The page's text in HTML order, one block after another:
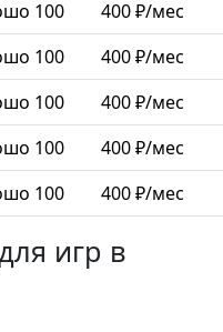
100
400 ₽/мес
100
400 ₽/мес
100
400 ₽/мес
100
400 ₽/мес
100 400 ₽/мес
игр в